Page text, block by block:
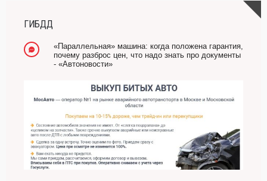
-- Лучшее, что можно сделать с хорошим советом, это пропустить его мимо ушей.
Он никогда не бывает полезен никому, кроме того, кто его дал.
ГИБДД
«Параллельная» машина: когда положена гарантия,
почему разброс цен, что надо знать про документы
- «Автоновости»